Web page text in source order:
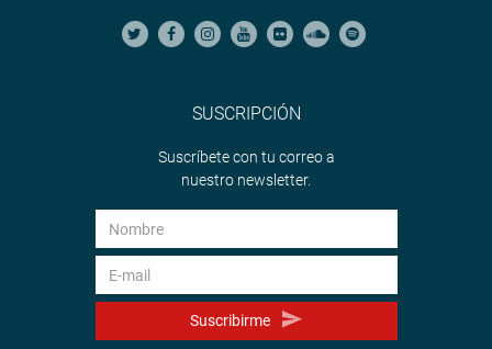
SUSCRIPCIÓN
Suscríbete con tu correo a
nuestro newsletter.
Suscribirme